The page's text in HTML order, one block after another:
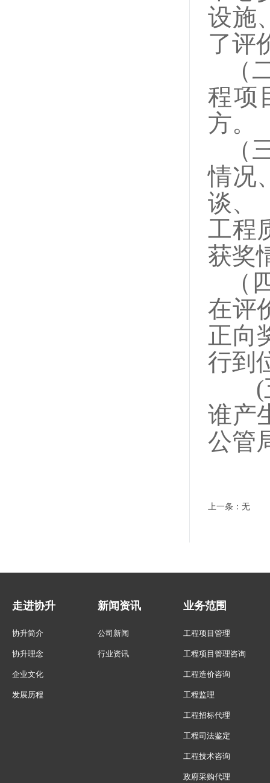
设施
了评
程项
方。
（
情况
谈、
工程
获奖
（
在评
正向
行到
(
谁产
公管
上一条：无
走进协升
协升简介
协升理念
企业文化
发展历程
新闻资讯
公司新闻
行业资讯
业务范围
工程项目管理
工程项目管理咨询
工程造价咨询
工程监理
工程招标代理
工程司法鉴定
工程技术咨询
政府采购代理